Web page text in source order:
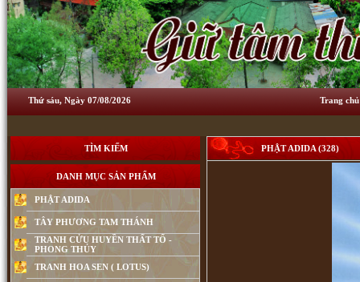
Thứ sáu, Ngày 07/08/2026 Trang chủ
TÌM KIẾM
DANH MỤC SẢN PHẨM
PHẬT ADIDA
TÂY PHƯƠNG TAM THÁNH
TRANH CỬU HUYỀN THẤT TỔ -
PHONG THỦY
TRANH HOA SEN ( LOTUS)
PHẬT ADIDA (328)